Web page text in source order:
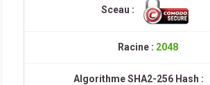
Sceau :
Racine : 2048
Algorithme SHA2-256 Hash :